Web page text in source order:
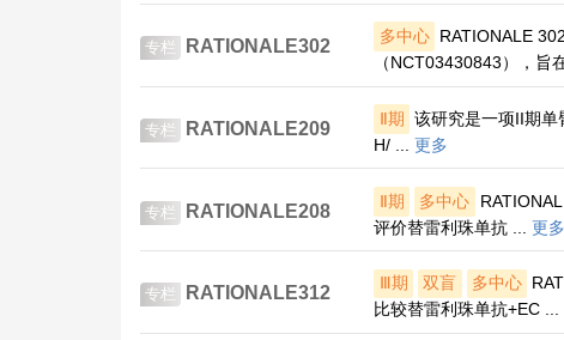
专栏 RATIONALE302 多中心 RATIONALE
（NCT03430843），旨
专栏 RATIONALE209 Ⅱ期 该研究是一项II期单
H/ ...更多
专栏 RATIONALE208 Ⅱ期 多中心
评价替雷利珠单抗 ...更多
专栏 RATIONALE312 Ⅲ期 双盲 多中心
比较替雷利珠单抗+EC ...